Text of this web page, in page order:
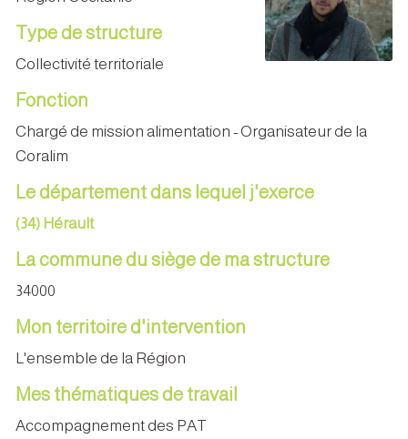
Type de structure
Collectivité territoriale
Fonction
Chargé de mission alimentation - Organisateur de la
Coralim
Le département dans lequel j'exerce
(34) Hérault
La commune du siège de ma structure
34000
Mon territoire d'intervention
L'ensemble de la Région
Mes thématiques de travail
Accompagnement des PAT